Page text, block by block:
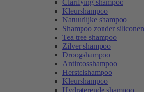
Clarifying shampoo
Kleurshampoo
Natuurlijke shampoo
Shampoo zonder siliconen
Tea tree shampoo
Zilver shampoo
Droogshampoo
Antiroosshampoo
Herstelshampoo
Kleurshampoo
Hydraterende shampoo